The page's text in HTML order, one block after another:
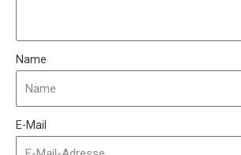
Name
E-Mail